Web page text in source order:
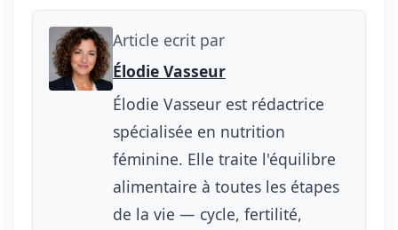
Article ecrit par
Élodie Vasseur
Élodie Vasseur est rédactrice
spécialisée en nutrition
féminine. Elle traite l'équilibre
alimentaire à toutes les étapes
de la vie — cycle, fertilité,